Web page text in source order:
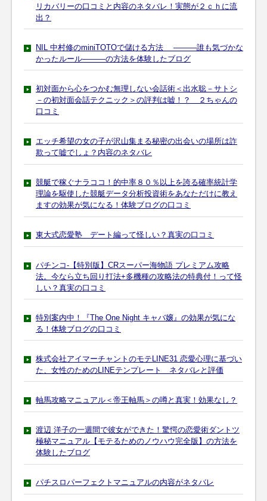
リカバリーの口コミと内容のネタバレ！実態が２ｃｈに流
出？
NIL 中村修のminiTOTOで儲ける方法 ―――誰も気づかな
かったルール―――の方法を体験したブログ
初対面から心をつかむ無理しない会話術＜出水聡－サトシ
－の初対面会話テクニック＞の評判は嘘！？ ２ちゃんの
口コミ
エッチ希望の女の子が沢山集まる秘密の出会いの場所は詐
欺って嘘でしょ？内容のネタバレ
競艇で稼ぐナラココ！的中率８０％以上を誇る確率統計学
理論を駆使した競艇データ分析投資術をあなただけに教え
ますの効果が気になる！体験ブログの口コミ
東大式恋愛塾 デート編って怪しい？真実の口コミ
パチンコ-【特別版】CRスーパー海物語 プレミアム攻略
法。今なら立ち回り打法+多機種の攻略法の特典付！って怪
しい？真実の口コミ
特別案内中！『The One Night キャバ嬢』の効果が気にな
る！体験ブログの口コミ
株式会社アイマーチャントのモテLINE31 恋愛心理に基づい
た、女性のためのLINEテンプレート ネタバレと評価
軸馬攻略マニュアル＜帝王軸馬＞の噂と真実！効果なし？
渡辺 洋子の一週間で彼女ができた！驚愕の恋愛術ダントツ
極秘マニュアル【モテるためのノウハウ完全版】の方法を
体験したブログ
パチスロパーフェクトマニュアルの内容がネタバレ